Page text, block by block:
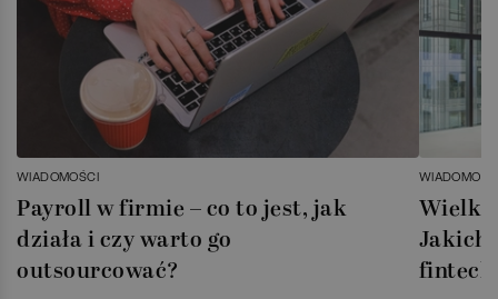
WIADOMOŚCI
Payroll w firmie – co to jest, jak
działa i czy warto go
outsourcować?
Jakich